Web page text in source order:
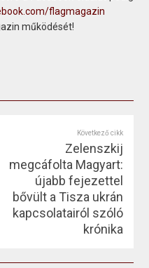
flagmagazin
működését!
Következő cikk
Zelenszkij
megcáfolta Magyart:
újabb fejezettel
bővült a Tisza ukrán
kapcsolatairól szóló
krónika